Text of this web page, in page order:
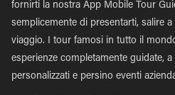
fornirti la nostra App Mobile Tour
semplicemente di presentarti, salire
viaggio. I tour famosi in tutto il
esperienze completamente guidate,
personalizzati e persino eventi